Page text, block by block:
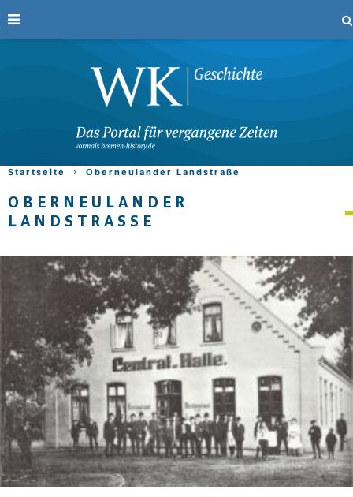
Startseite Oberneulander Landstraße
OBERNEULANDER
LANDSTRASSE